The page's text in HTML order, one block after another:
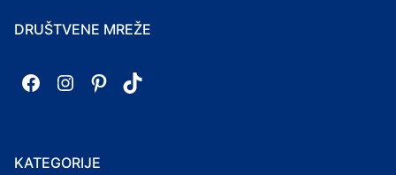
DRUŠTVENE MREŽE
Facebook
Instagram
Pinterest
TikTok
KATEGORIJE